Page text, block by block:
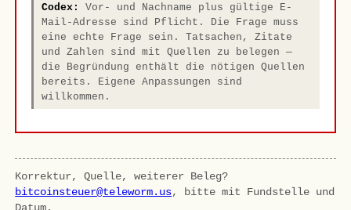
Codex:
Vor- und Nachname plus gültige E-
Mail-Adresse sind Pflicht. Die Frage muss
eine echte Frage sein. Tatsachen, Zitate
und Zahlen sind mit Quellen zu belegen —
die Begründung enthält die nötigen Quellen
bereits. Eigene Anpassungen sind
willkommen.
Korrektur, Quelle, weiterer Beleg?
bitcoinsteuer@teleworm.us, bitte mit Fundstelle und